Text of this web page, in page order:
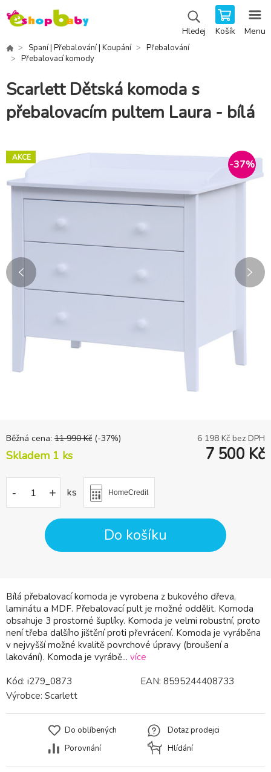
Hledej Košík Menu
Spaní | Přebalování | Koupání
Přebalování
Přebalovací komody
Scarlett Dětská komoda s
přebalovacím pultem Laura - bílá
AKCE
-37%
Bílá přebalovací komoda je vyrobena z bukového dřeva,
laminátu a MDF. Přebalovací pult je možné oddělit. Komoda
obsahuje 3 prostorné šuplíky. Komoda je velmi robustní, proto
není třeba dalšího jištění proti převrácení. Komoda je vyráběna
v nejvyšší možné kvalitě povrchové úpravy (broušení a
lakování). Komoda je vyrábě... více
Běžná cena: 11 990 Kč (-37%) 6 198 Kč bez DPH
Skladem 1 ks 7 500 Kč
- + ks HomeCredit
Do košíku
Kód: i279_0873 EAN: 8595244408733
Výrobce: Scarlett
Do oblíbených
Porovnání
Dotaz prodejci
Hlídání